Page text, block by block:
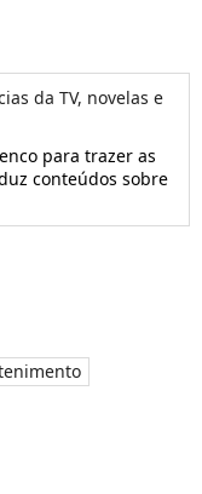
da TV, novelas e
para trazer as
conteúdos sobre